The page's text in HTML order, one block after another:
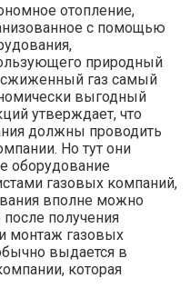
отопление,
с помощью
природный
газ самый
выгодный
утверждает, что
должны проводить
Но тут они
оборудование
газовых компаний,
вполне можно
получения
монтаж газовых
выдается в
которая